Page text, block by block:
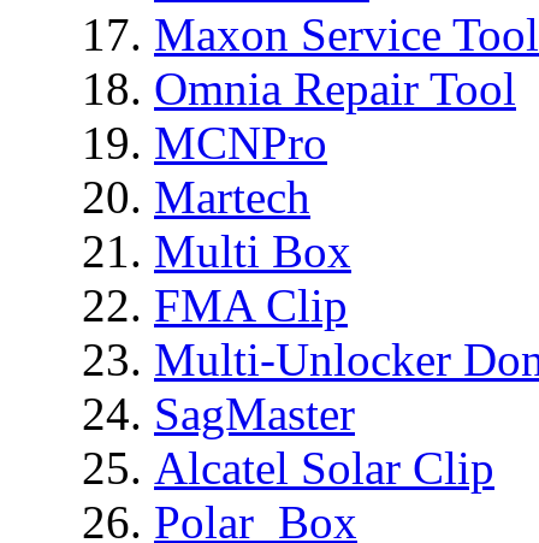
Maxon Service
Omnia Repair Tool
MCNPro
Martech
Multi Box
FMA Clip
Multi-Unlocker
SagMaster
Alcatel Solar Clip
Polar_Box